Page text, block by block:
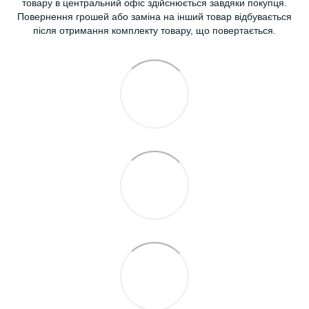
товару в центральний офіс здійснюється завдяки покупця.
Повернення грошей або заміна на інший товар відбувається
після отримання комплекту товару, що повертається.